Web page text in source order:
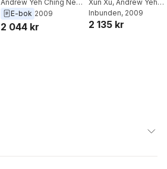
Planning for Digital
Manufacturing
Andrew Yeh Ching Nee ,
Lihui Wang
E-bok 2009
2 044 kr
Based on STEP
Xun Xu, Andrew Yeh
Ching Nee
Inbunden, 2009
2 135 kr